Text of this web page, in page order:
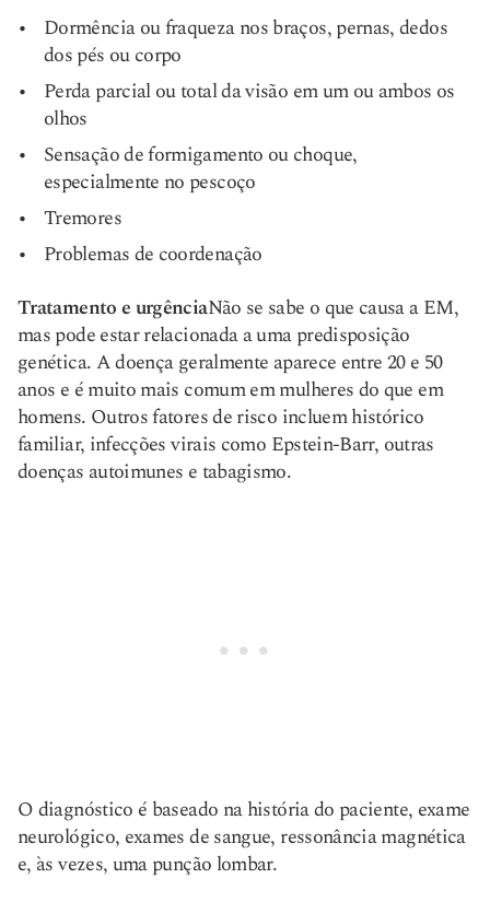
Dormência ou fraqueza nos braços, pernas, dedos
dos pés ou corpo
Perda parcial ou total da visão em um ou ambos os
olhos
Sensação de formigamento ou choque,
especialmente no pescoço
Tremores
Problemas de coordenação
Tratamento e urgênciaNão se sabe o que causa a EM,
mas pode estar relacionada a uma predisposição
genética. A doença geralmente aparece entre 20 e 50
anos e é muito mais comum em mulheres do que em
homens. Outros fatores de risco incluem histórico
familiar, infecções virais como Epstein-Barr, outras
doenças autoimunes e tabagismo.
O diagnóstico é baseado na história do paciente, exame
neurológico, exames de sangue, ressonância magnética
e, às vezes, uma punção lombar.